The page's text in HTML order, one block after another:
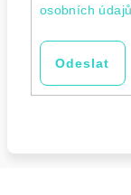
osobních údajů
Odeslat